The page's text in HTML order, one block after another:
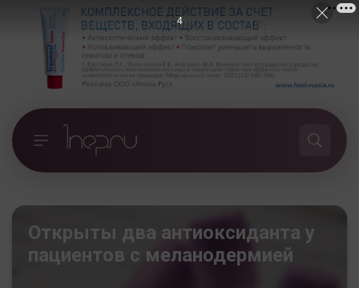
Открыты два антиоксиданта у
пациентов с меланодермией
3